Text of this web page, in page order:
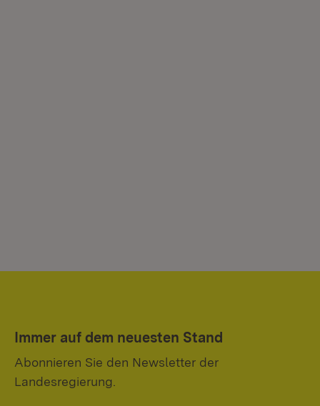
Immer auf dem neuesten Stand
Abonnieren Sie den Newsletter der
Landesregierung.